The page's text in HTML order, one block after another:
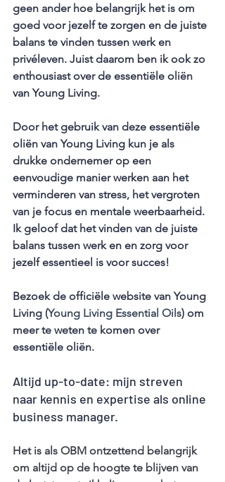
geen ander hoe belangrijk het is om
goed voor jezelf te zorgen en de juiste
balans te vinden tussen werk en
privéleven. Juist daarom ben ik ook zo
enthousiast over de essentiële oliën
van Young Living.
Door het gebruik van deze essentiële
oliën van Young Living kun je als
drukke ondernemer op een
eenvoudige manier werken aan het
verminderen van stress, het vergroten
van je focus en mentale weerbaarheid.
Ik geloof dat het vinden van de juiste
balans tussen werk en en zorg voor
jezelf essentieel is voor succes!
Bezoek de officiële website van Young
Living (Young Living Essential Oils) om
meer te weten te komen over
essentiële oliën.
Altijd up-to-date: mijn streven
naar kennis en expertise als online
business manager.
Het is als OBM ontzettend belangrijk
om altijd op de hoogte te blijven van